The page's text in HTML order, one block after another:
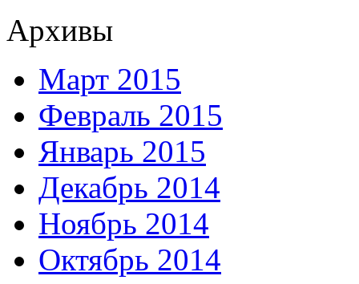
Архивы
Март 2015
Февраль 2015
Январь 2015
Декабрь 2014
Ноябрь 2014
Октябрь 2014